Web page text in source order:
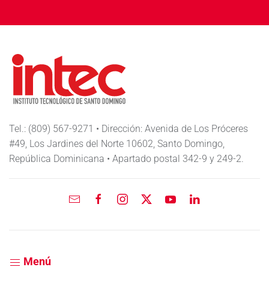
Tel.: (809) 567-9271 • Dirección: Avenida de Los Próceres
#49, Los Jardines del Norte 10602, Santo Domingo,
República Dominicana • Apartado postal 342-9 y 249-2.
Menú